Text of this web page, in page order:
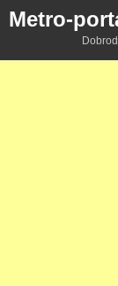
Metro-